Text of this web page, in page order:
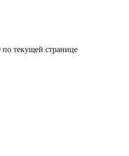
текущей странице